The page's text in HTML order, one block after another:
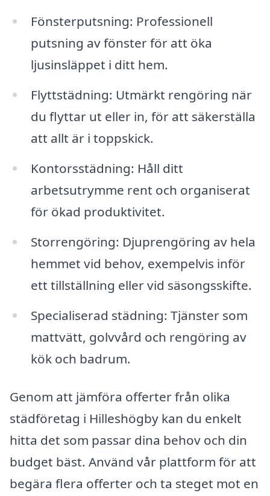
Fönsterputsning: Professionell
putsning av fönster för att öka
ljusinsläppet i ditt hem.
Flyttstädning: Utmärkt rengöring när
du flyttar ut eller in, för att säkerställa
att allt är i toppskick.
Kontorsstädning: Håll ditt
arbetsutrymme rent och organiserat
för ökad produktivitet.
Storrengöring: Djuprengöring av hela
hemmet vid behov, exempelvis inför
ett tillställning eller vid säsongsskifte.
Specialiserad städning: Tjänster som
mattvätt, golvvård och rengöring av
kök och badrum.
Genom att jämföra offerter från olika
städföretag i Hilleshögby kan du enkelt
hitta det som passar dina behov och din
budget bäst. Använd vår plattform för att
begära flera offerter och ta steget mot en